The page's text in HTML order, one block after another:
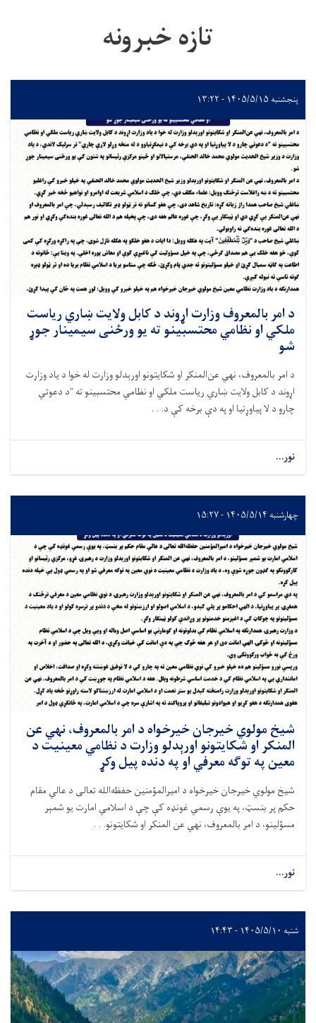
تازه خبرونه
پنجشنبه ۱۴۰۵/۵/۱۵ - ۱۳:۲۲
د امر بالمعروف وزارت اړوند د کابل ولایت ښاري ریاست
ملکي او نظامي محتسبینو ته يو ورځنی سیمینار جوړ
شو
د امر بالمعروف، نهي عن‌المنکر او شکایتونو اورېدلو وزارت له خوا د یاد وزارت
اړوند د کابل ولایت ښاري ریاست ملکي او نظامي محتسبینو ته "د دعوتي
چارو د لا پیاوړتیا او په دې برخه کې د. . .
نور...
چهارشنبه ۱۴۰۵/۵/۱۴ - ۱۵:۲۷
شیخ مولوي خیرجان خیرخواه د امر بالمعروف، نهي عن
المنکر او شکایتونو اورېدلو وزارت د نظامي معینیت د
معین په توګه معرفي او په دنده پیل وکړ
شیخ مولوي خیرجان خیرخواه د امیرالمؤمنین حفظه‌الله تعالی د عالي مقام
حکم پر بنسټ، په یوې رسمي غونډه کې چې د اسلامي امارت یو شمېر
مسؤلینو، د امر بالمعروف، نهي عن المنکر او شکایتونو. . .
نور...
شنبه ۱۴۰۵/۵/۱۰ - ۱۴:۴۳